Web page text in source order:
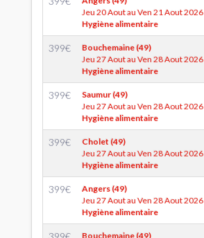
Jeu 20 Aout au Ven 21 Aout 2026
Hygiène alimentaire
399€
Bouchemaine (49)
Jeu 27 Aout au Ven 28 Aout 2026
Hygiène alimentaire
399€
Saumur (49)
Jeu 27 Aout au Ven 28 Aout 2026
Hygiène alimentaire
399€
Cholet (49)
Jeu 27 Aout au Ven 28 Aout 2026
Hygiène alimentaire
399€
Angers (49)
Jeu 27 Aout au Ven 28 Aout 2026
Hygiène alimentaire
Bouchemaine (49)